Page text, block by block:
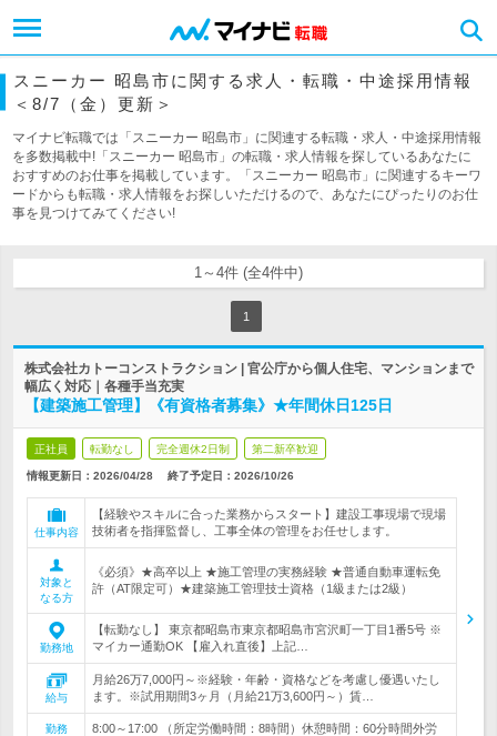
スニーカー 昭島市に関する求人・転職・中途採用情報
＜8/7（金）更新＞
マイナビ転職では「スニーカー 昭島市」に関連する転職・求人・中途採用情報
を多数掲載中!「スニーカー 昭島市」の転職・求人情報を探しているあなたに
おすすめのお仕事を掲載しています。「スニーカー 昭島市」に関連するキーワ
ードからも転職・求人情報をお探しいただけるので、あなたにぴったりのお仕
事を見つけてみてください!
1～4件 (全4件中)
1
株式会社カトーコンストラクション | 官公庁から個人住宅、マンションまで
幅広く対応｜各種手当充実
【建築施工管理】《有資格者募集》★年間休日125日
正社員 転勤なし 完全週休2日制 第二新卒歓迎
情報更新日：2026/04/28 終了予定日： 2026/10/26
仕事内容
【経験やスキルに合った業務からスタート】建設工事現場で現場
技術者を指揮監督し、工事全体の管理をお任せします。
対象と
なる方
《必須》★高卒以上 ★施工管理の実務経験 ★普通自動車運転免
許（AT限定可）★建築施工管理技士資格（1級または2級）
勤務地
【転勤なし】 東京都昭島市東京都昭島市宮沢町一丁目1番5号 ※
マイカー通勤OK 【雇入れ直後】上記…
給与
月給26万7,000円～※経験・年齢・資格などを考慮し優遇いたし
ます。※試用期間3ヶ月（月給21万3,600円～）賃…
勤務
8:00～17:00 （所定労働時間：8時間）休憩時間：60分時間外労